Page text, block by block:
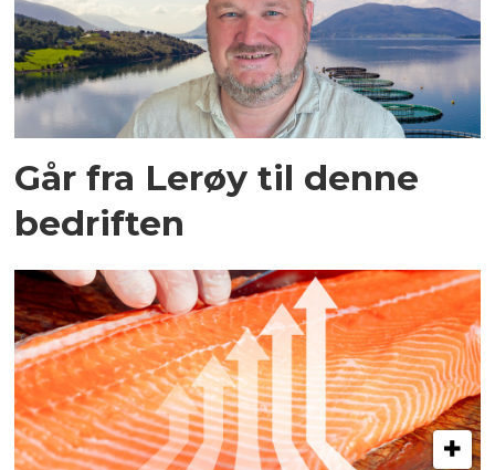
Går fra Lerøy til denne
bedriften